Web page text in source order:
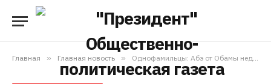
Главная » Главная новость » Однофамильцы: Абэ от Обамы недалеко падает